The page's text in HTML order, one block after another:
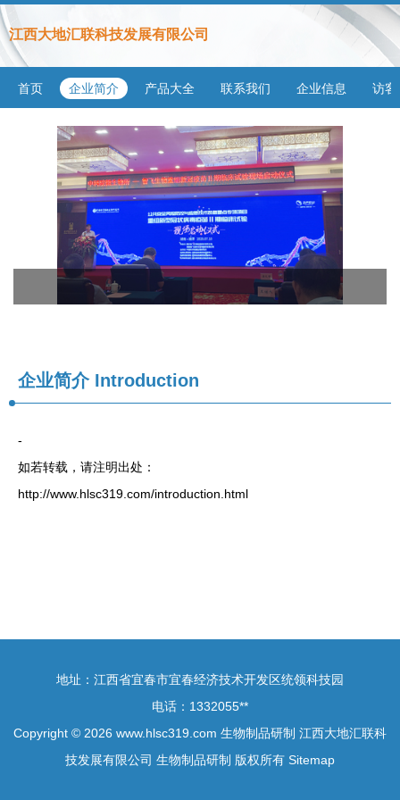
江西大地汇联科技发展有限公司
首页 企业简介 产品大全 联系我们 企业信息 访客
企业简介 Introduction
-
如若转载，请注明出处：
http://www.hlsc319.com/introduction.html
地址：江西省宜春市宜春经济技术开发区统领科技园
电话：1332055**
Copyright © 2026 www.hlsc319.com 生物制品研制 江西大地汇联科
技发展有限公司 生物制品研制 版权所有 Sitemap